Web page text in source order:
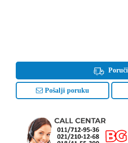
Poruči
Pošalji poruku